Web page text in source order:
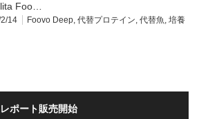
Foo…
14 Foovo Deep, 代替プロテイン, 代替魚, 培養
ポート販売開始